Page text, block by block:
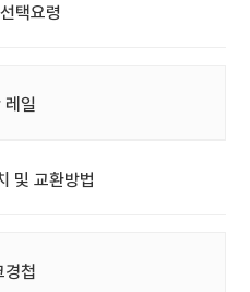
택요령
일
및 교환방법
경첩